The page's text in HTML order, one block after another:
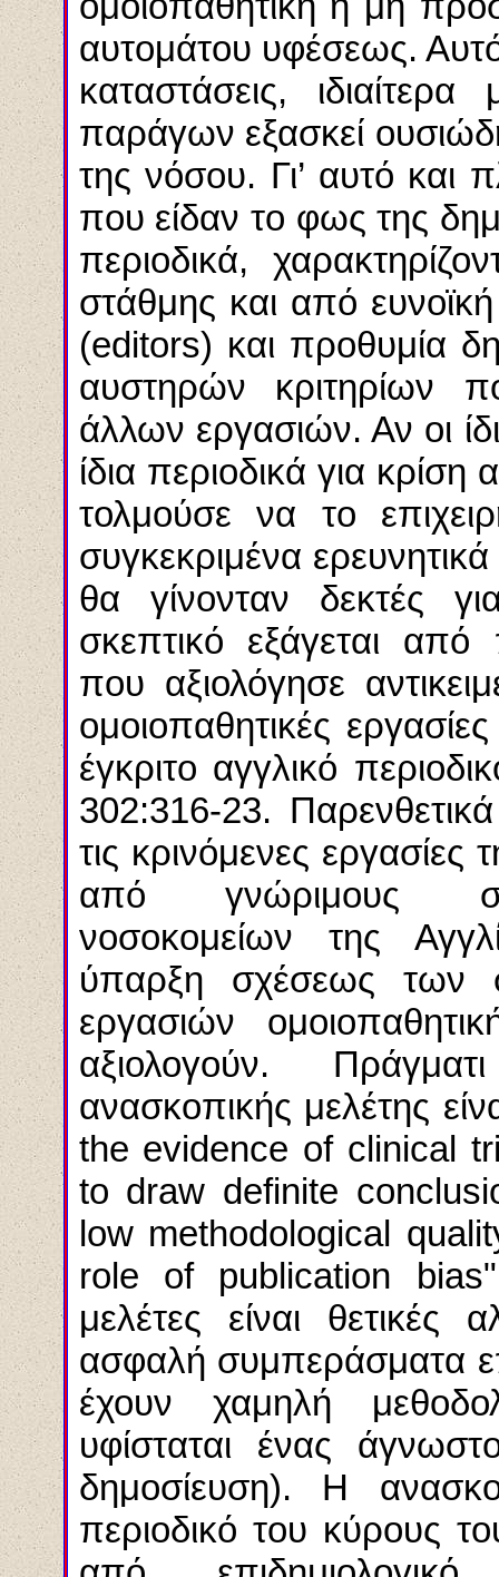
αυτομάτου υφέσεως.
καταστάσεις,
παράγων εξασκεί
της νόσου. Γι’ αυτό και
που είδαν το φως της
περιοδικά,
στάθμης και από
(editors) και προθυμία
αυστηρών κριτηρίων
άλλων εργασιών. Αν οι
ίδια περιοδικά για
τολμούσε να το
συγκεκριμένα
θα γίνονταν δεκτές
σκεπτικό εξάγεται
που αξιολόγησε
ομοιοπαθητικές
έγκριτο αγγλικό
302:316-23.
τις κρινόμενες
από γνώριμους
νοσοκομείων της
ύπαρξη σχέσεως
εργασιών
αξιολογούν.
ανασκοπικής μελέτης
the evidence of clinical
to draw definite
low methodological
role
of publication bias
μελέτες είναι
ασφαλή συμπεράσματα
έχουν χαμηλή
υφίσταται ένας
δημοσίευση). Η
περιοδικό του κύρους